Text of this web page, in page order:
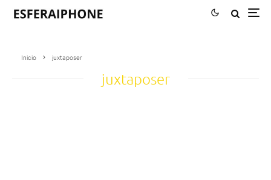
Inicio juxtaposer
juxtaposer